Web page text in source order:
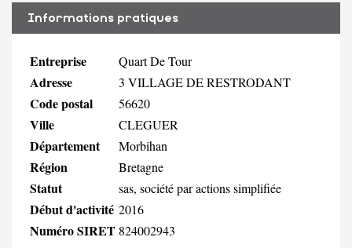
Informations pratiques
Entreprise Quart De Tour
Adresse 3 VILLAGE DE RESTRODANT
Code postal 56620
Ville CLEGUER
Département Morbihan
Région Bretagne
Statut sas, société par actions simplifiée
Début d'activité 2016
Numéro SIRET 824002943